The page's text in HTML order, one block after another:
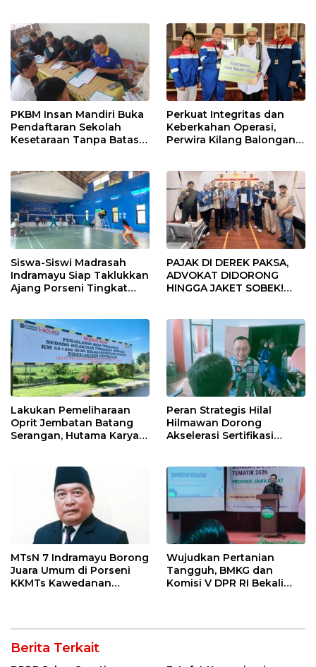
PKBM Insan Mandiri Buka
Pendaftaran Sekolah
Kesetaraan Tanpa Batas
Perkuat Integritas dan
Keberkahan Operasi,
Perwira Kilang Balongan
Siswa-Siswi Madrasah
Indramayu Siap Taklukkan
Ajang Porseni Tingkat
PAJAK DI DEREK PAKSA,
ADVOKAT DIDORONG
HINGGA JAKET SOBEK!
Pekanbaru!
Lakukan Pemeliharaan
Oprit Jembatan Batang
Serangan, Hutama Karya
Peran Strategis Hilal
Hilmawan Dorong
Akselerasi Sertifikasi
Indramayu
MTsN 7 Indramayu Borong
Juara Umum di Porseni
KKMTs Kawedanan
Wujudkan Pertanian
Tangguh, BMKG dan
Komisi V DPR RI Bekali
Berita Terkait